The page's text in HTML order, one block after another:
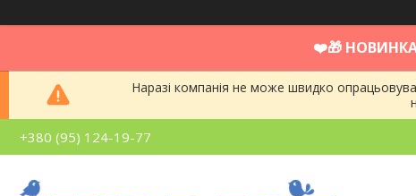
❤️🎁
Наразі компанія не може швидко
+380 (95) 124-19-77